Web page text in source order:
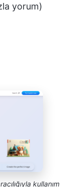
yorum)
kullanım